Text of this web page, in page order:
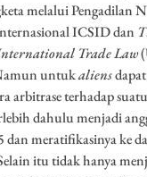
melalui Pengadilan
ICSID dan
Trade Law
untukaliens
arbitrase terhadap
dahulu menjadi
dan meratifikasinya ke
itu tidak hanya